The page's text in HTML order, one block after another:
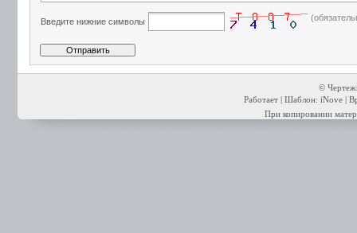
Введите нижние символы
©
Работает | Шаблон: iNove |
При копировании